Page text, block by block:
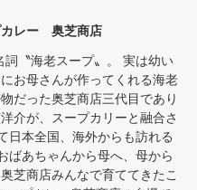
カレー 奥芝商店
〝海老スープ〟。 実は幼い
お母さんが作ってくれる海老
だった奥芝商店三代目であり
介が、スープカリーと融合さ
日本全国、海外からも訪れる
ばあちゃんから母へ、母から
芝商店みんなで育ててきたこ